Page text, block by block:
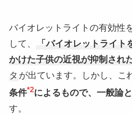
バイオレットライトの有効性
して、
「バイオレットライ
かけた子供の近視が抑制された
タ が出ています。しかし、こ
条件*2によるもので、一般論
す。